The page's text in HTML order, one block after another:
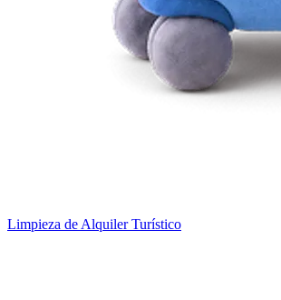
Limpieza de Alquiler Turístico